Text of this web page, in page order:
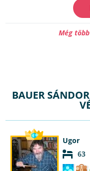
Még
BAUER
Ugor
63